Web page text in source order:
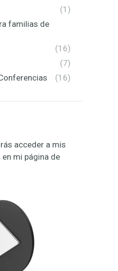
(1)
familias de
(16)
(7)
(16)
acceder a mis
mi página de